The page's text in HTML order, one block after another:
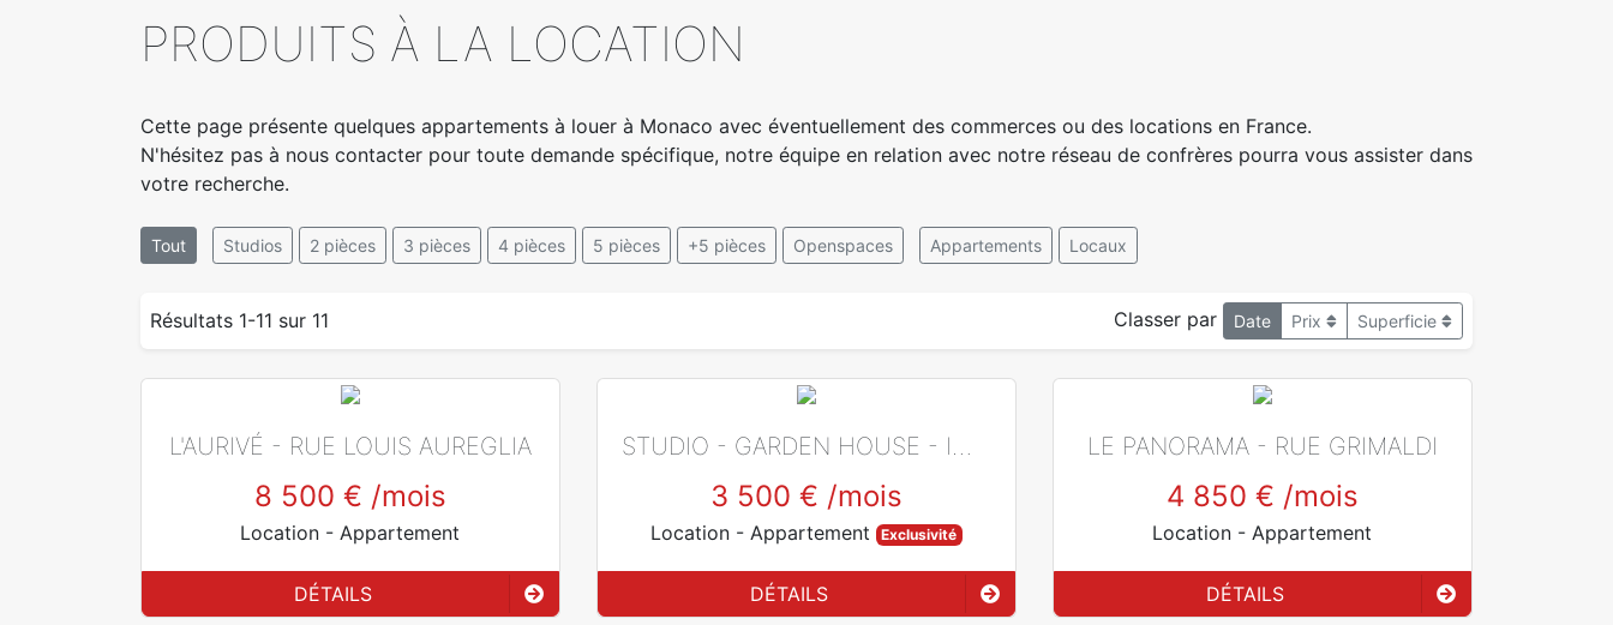
PRODUITS À LA LOCATION
Cette page présente quelques appartements à louer à Monaco avec éventuellement des commerces ou des locations en France.
N'hésitez pas à nous contacter pour toute demande spécifique, notre équipe en relation avec notre réseau de confrères pourra vous assister dans
votre recherche.
Tout Studios 2 pièces 3 pièces 4 pièces 5 pièces +5 pièces Openspaces Appartements Locaux
Résultats 1-11 sur 11 Classer par Date Prix Superficie
L'AURIVÉ - RUE LOUIS AUREGLIA
8 500 € /mois
Location - Appartement
DÉTAILS
3 500 € /mois
Location - Appartement Exclusivité
DÉTAILS
LE PANORAMA - RUE GRIMALDI
4 850 € /mois
Location - Appartement
DÉTAILS